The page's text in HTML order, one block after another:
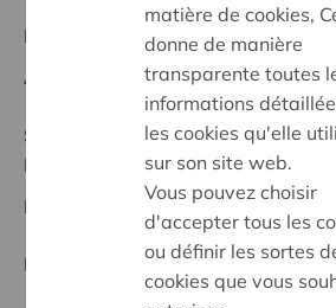
Regionales Projekt
Anfangsdatum:13/05/2024
Stand :
Complete
Herentals - Heist o/d Berg
Datum:
13/05/2024
Entscheidung:Approved
matière de cookies,
donne de manière
transparente toutes
informations
les cookies qu'elle
sur son site web.
Vous pouvez choisir
d'accepter tous les
ou définir les sortes
cookies que vous